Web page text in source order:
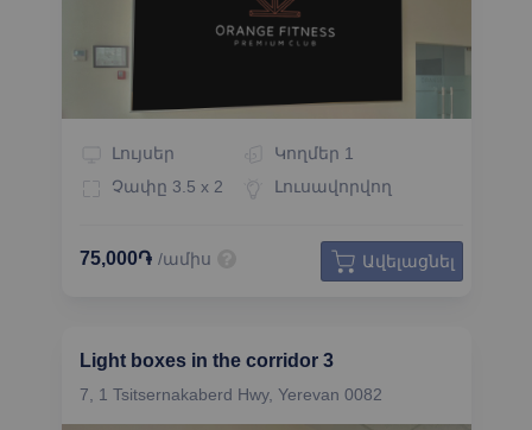
Լույսեր
Չափը 3.5 x 2
Կողմեր 1
Լուսավորվող
Ավելացնել
75,000֏ /ամիս
Light boxes in the corridor 3
7, 1 Tsitsernakaberd Hwy, Yerevan 0082